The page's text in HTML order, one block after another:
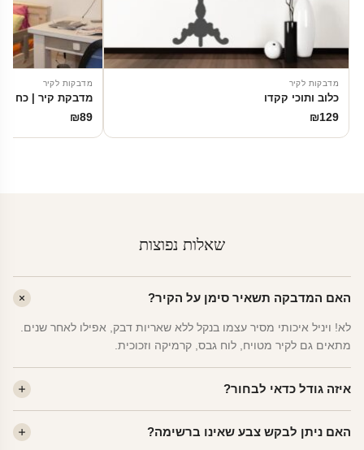
מדבקות לקיר
כלוב ותוכי קקדו
₪129
מדבקות לקיר
מדבקת קיר | כח
₪89
שאלות נפוצות
האם המדבקה תשאיר סימן על הקיר?
לא! ויניל איכותי מסיר עצמו בנקל ללא שאריות דבק, אפילו לאחר שנים.
מתאים גם לקיר מטויח, לוח גבס, קרמיקה וזכוכית.
איזה גודל כדאי לבחור?
שינה של מבוגרים — L. לפינה קטנה — S.
האם ניתן לבקש צבע שאינו ברשימה?